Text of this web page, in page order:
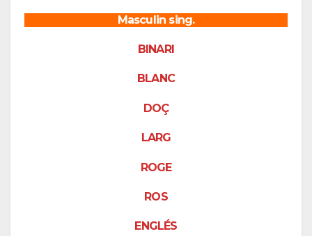
Masculin sing.
BINARI
BLANC
DOÇ
LARG
ROGE
ROS
ENGLÉS